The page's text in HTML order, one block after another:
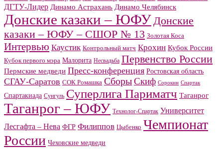
ДГТУ-Лидер Динамо Астрахань Динамо Челябинск
Донские казаки – ЮФУДонские
казаки – ЮФУ – СШОР № 13 Золотая Коса
Интервью Каустик Контрольный матч Крохин Кубок России
Кубок первого мэра Малорита Несвадьба Первенство России
Пермские медведи Пресс-конференция Ростовская область
СГАУ-Саратов СОК Ромашка СборыСкиф Сорокин Спартак
Спартакиада Сунгуль Суперлига Париматч Таганрог
Таганрог – ЮФУ Технолог-Спартак Университет
Лесгафта – Нева ФГР Филиппов Цыбенко Чемпионат
России Чеховские медведи